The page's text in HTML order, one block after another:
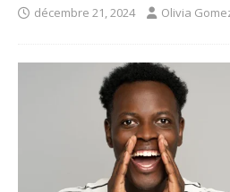
décembre 21, 2024 Olivia